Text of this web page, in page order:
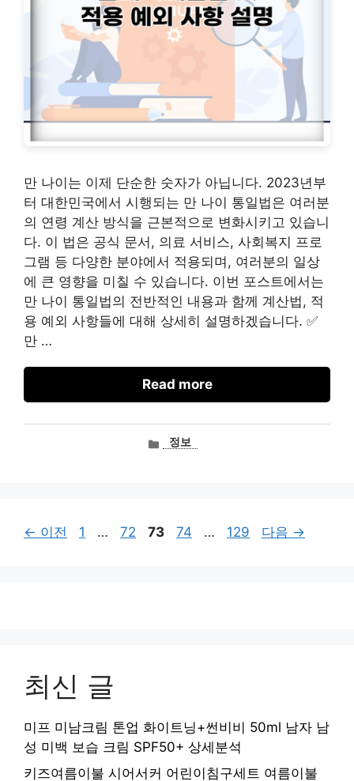
만 나이는 이제 단순한 숫자가 아닙니다. 2023년부
터 대한민국에서 시행되는 만 나이 통일법은 여러분
의 연령 계산 방식을 근본적으로 변화시키고 있습니
다. 이 법은 공식 문서, 의료 서비스, 사회복지 프로
그램 등 다양한 분야에서 적용되며, 여러분의 일상
에 큰 영향을 미칠 수 있습니다. 이번 포스트에서는
만 나이 통일법의 전반적인 내용과 함께 계산법, 적
용 예외 사항들에 대해 상세히 설명하겠습니다. ✅
만 …
Read more
카정보
← 이전
페
1 …
페
72
페
73
페
74 …
페
129 다음 →
최신 글
미프 미남크림 톤업 화이트닝+썬비비 50ml 남자 남
성 미백 보습 크림 SPF50+ 상세분석
키즈여름이불 시어서커 어린이침구세트 여름이불